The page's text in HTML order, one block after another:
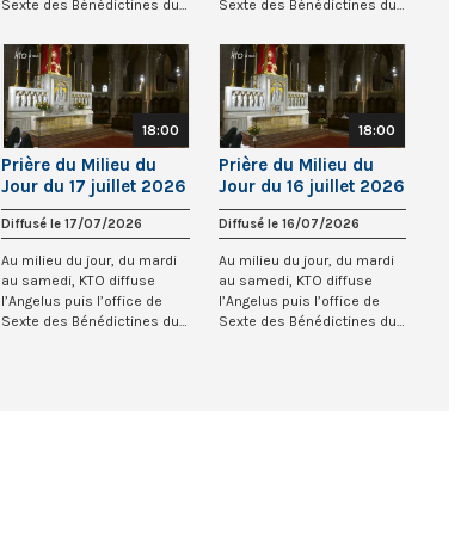
Sexte des Bénédictines du
Sexte des Bénédictines du
18:00
Prière du Milieu du
Jour du 17 juillet 2026
au Sacré-Coeur de
Montmartre
Diffusé le 17/07/2026
Au milieu du jour, du mardi
au samedi, KTO diffuse
l’Angelus puis l’office de
Sexte des Bénédictines du
18:00
Prière du Milieu du
Jour du 16 juillet 2026
au Sacré-Coeur de
Montmartre
Diffusé le 16/07/2026
Au milieu du jour, du mardi
au samedi, KTO diffuse
l’Angelus puis l’office de
Sexte des Bénédictines du